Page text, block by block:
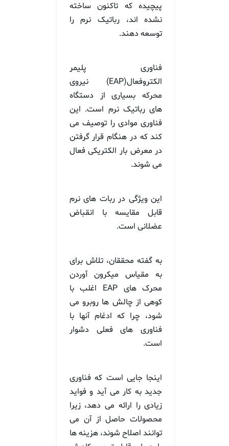
پیچیده که تاکنون ساخته
نشده اند، رباتیک نرم را
توسعه دهند.
فناوری پلیمر
الکتروفعال(EAP) نیروی
محرکه بسیاری از دستگاه
های رباتیک نرم است. این
فناوری موادی را توصیف می
کند که در هنگام قرار گرفتن
در معرض بار الکتریکی فعال
می شوند.
این ویژگی در ربات های نرم
قابل مقایسه با انقباض
عضلانی است.
به گفته محققان، تلاش برای
به مقیاس میکرون آوردن
محرک های EAP اغلب با
کوهی از چالش ها روبرو می
شود، چرا که ادغام آنها با
فناوری های فعلی دشوار
است.
اینجا جایی است که فناوری
جدید به کار می آید و فواید
زیادی را ارائه می دهد، زیرا
محصولات حاصل از آن می
توانند اصلاح شوند، هزینه ها